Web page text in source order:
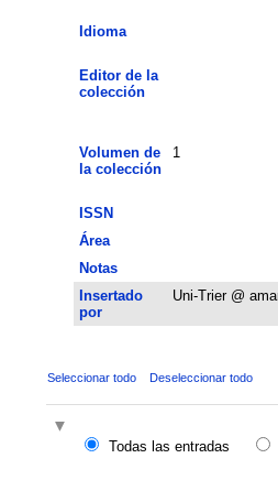
Idioma
Editor de la
colección
Volumen de
la colección
1
ISSN
Área
Notas
Insertado
por
Uni-Trier @
Seleccionar todo Deseleccionar todo
Todas las entradas